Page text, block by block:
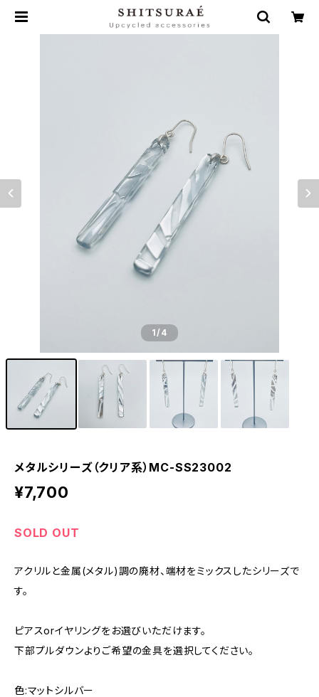
1/4
メタルシリーズ（クリア系）MC-SS23002
¥7,700
SOLD OUT
アクリルと金属(メタル)調の廃材、端材をミックスしたシリーズで
す。
ピアスorイヤリングをお選びいただけます。
下部プルダウンよりご希望の金具を選択してください。
色:マットシルバー